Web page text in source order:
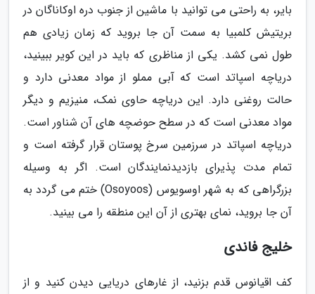
بایر، به راحتی می توانید با ماشین از جنوب دره اوکاناگان در
بریتیش کلمبیا به سمت آن جا بروید که زمان زیادی هم
طول نمی کشد. یکی از مناظری که باید در این کویر ببینید،
دریاچه اسپاتد است که آبی مملو از مواد معدنی دارد و
حالت روغنی دارد. این دریاچه حاوی نمک، منیزیم و دیگر
مواد معدنی است که در سطح حوضچه های آن شناور است.
دریاچه اسپاتد در سرزمین سرخ پوستان قرار گرفته است و
تمام مدت پذیرای بازدیدنمایندگان است. اگر به وسیله
بزرگراهی که به شهر اوسویوس (Osoyoos) ختم می گردد به
آن جا بروید، نمای بهتری از آن این منطقه را می بینید.
خلیج فاندی
کف اقیانوس قدم بزنید، از غارهای دریایی دیدن کنید و از